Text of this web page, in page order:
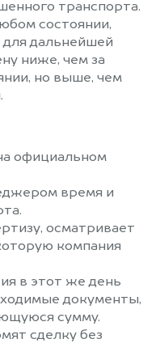
транспорта.
состоянии,
дальнейшей
ниже, чем за
но выше, чем
официальном
время и
осматривает
компания
в этот же день
документы,
сумму.
сделку без